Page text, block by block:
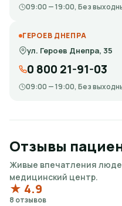
09:00 — 19:00, Без
ГЕРОЕВ ДНЕПРА
ул. Героев Днепра, 35
0 800 21-91-03
09:00 — 19:00, Без
Отзывы
Живые впечатления
медицинский центр.
★ 4.9
8 отзывов